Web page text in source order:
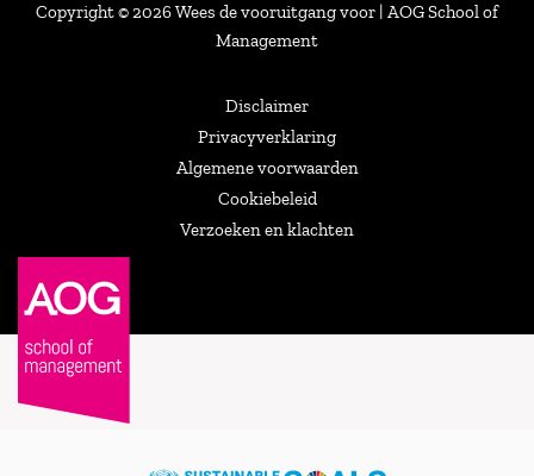
Copyright © 2026 Wees de vooruitgang voor | AOG School of
Management
Disclaimer
Privacyverklaring
Algemene voorwaarden
Cookiebeleid
Verzoeken en klachten